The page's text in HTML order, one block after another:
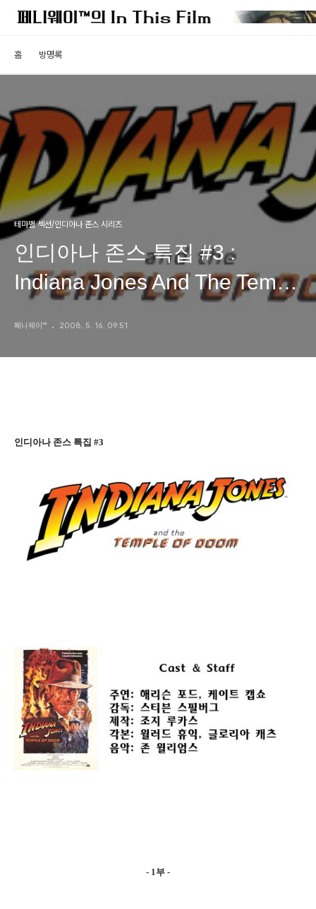
홈 방명록
테마별 섹션/인디아나 존스 시리즈
인디아나 존스 특집 #3 :
Indiana Jones And The Temple
페니웨이™ 2008. 5. 16. 09:51
인디아나 존스 특집 #3
- 1부 -